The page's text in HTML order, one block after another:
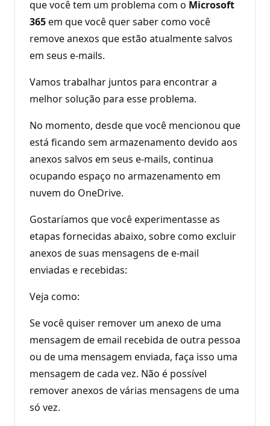
que você tem um problema com o Microsoft
365em que você quer saber como você
remove anexos que estão atualmente salvos
em seus e-mails.
Vamos trabalhar juntos para encontrar a
melhor solução para esse problema.
No momento, desde que você mencionou que
está ficando sem armazenamento devido aos
anexos salvos em seus e-mails, continua
ocupando espaço no armazenamento em
nuvem do OneDrive.
Gostaríamos que você experimentasse as
etapas fornecidas abaixo, sobre como excluir
anexos de suas mensagens de e-mail
enviadas e recebidas:
Veja como:
Se você quiser remover um anexo de uma
mensagem de email recebida de outra pessoa
ou de uma mensagem enviada, faça isso uma
mensagem de cada vez. Não é possível
remover anexos de várias mensagens de uma
só vez.